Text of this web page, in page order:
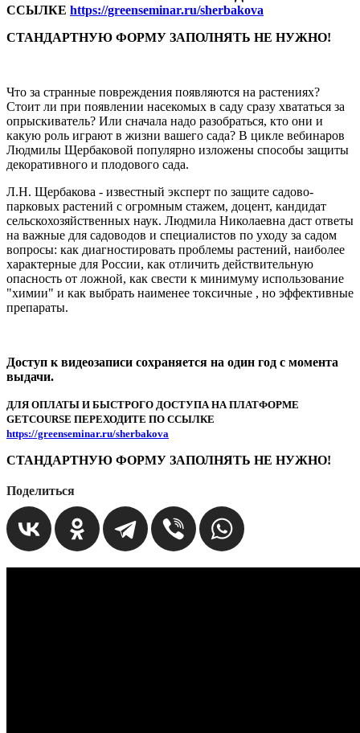
ССЫЛКЕ https://greenseminar.ru/sherbakova
СТАНДАРТНУЮ ФОРМУ ЗАПОЛНЯТЬ НЕ НУЖНО!
Что за странные повреждения появляются на растениях?
Стоит ли при появлении насекомых в саду сразу хвататься за
опрыскиватель? Или сначала надо разобраться, кто они и
какую роль играют в жизни вашего сада? В цикле вебинаров
Людмилы Щербаковой популярно изложены способы защиты
декоративного и плодового сада.
Л.Н. Щербакова - известный эксперт по защите садово-
парковых растений с огромным стажем, доцент, кандидат
сельскохозяйственных наук. Людмила Николаевна даст ответы
на важные для садоводов и специалистов по уходу за садом
вопросы: как диагностировать проблемы растений, наиболее
характерные для России, как отличить действительную
опасность от ложной, как свести к минимуму использование
"химии" и как выбрать наименее токсичные , но эффективные
препараты.
Доступ к видеозаписи сохраняется на один год с момента
выдачи.
ДЛЯ ОПЛАТЫ И БЫСТРОГО ДОСTУПА НА ПЛАТФОРМЕ
GETCOURSE ПЕРЕХОДИТЕ ПО ССЫЛКЕ
https://greenseminar.ru/sherbakova
СТАНДАРТНУЮ ФОРМУ ЗАПОЛНЯТЬ НЕ НУЖНО!
Поделиться